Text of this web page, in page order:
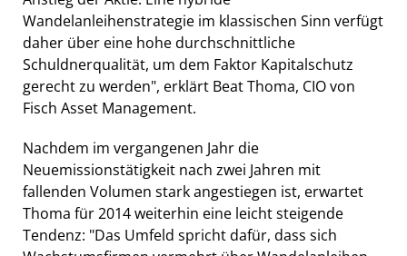
Wandelanleihenstrategie im klassischen Sinn verfügt
daher über eine hohe durchschnittliche
Schuldnerqualität, um dem Faktor Kapitalschutz
gerecht zu werden", erklärt Beat Thoma, CIO von
Fisch Asset Management.
Nachdem im vergangenen Jahr die
Neuemissionstätigkeit nach zwei Jahren mit
fallenden Volumen stark angestiegen ist, erwartet
Thoma für 2014 weiterhin eine leicht steigende
Tendenz: "Das Umfeld spricht dafür, dass sich